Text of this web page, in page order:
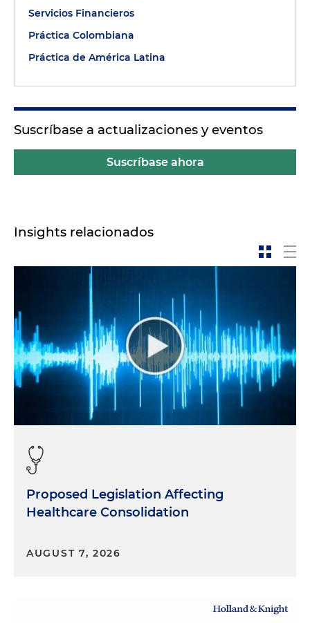
Servicios Financieros
Práctica Colombiana
Práctica de América Latina
Suscríbase a actualizaciones y eventos
Suscríbase ahora
Insights relacionados
Proposed Legislation Affecting
Healthcare Consolidation
AUGUST 7, 2026